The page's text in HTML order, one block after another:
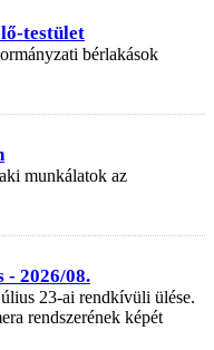
testület
bérlakások
munkálatok az
- 2026/08.
23-ai rendkívüli ülése.
rendszerének képét